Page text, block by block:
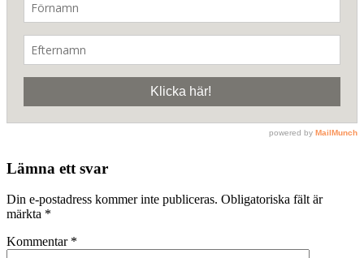
Lämna ett svar
Din e-postadress kommer inte publiceras. Obligatoriska fält är
märkta *
Kommentar *